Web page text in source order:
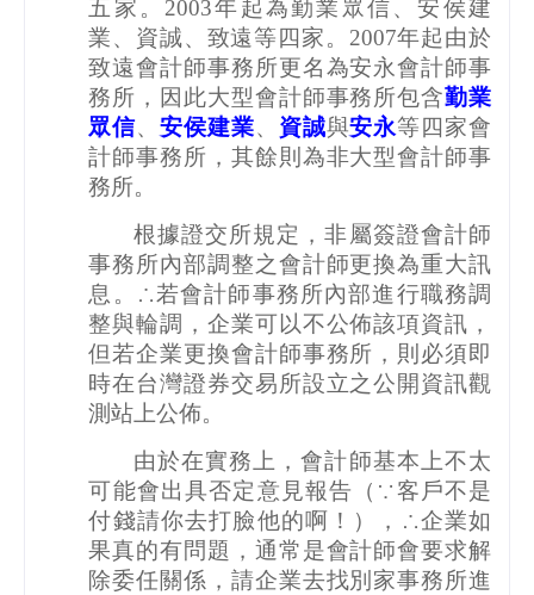
五家。 2003年起為勤業眾信、安侯建
業、資誠、致遠等四家。 2007年起由於
致遠會計師事務所更名為安永會計師事
務所，因此大型會計師事務所包含勤業
眾信、安侯建業、 資誠與安永等四家會
計師事務所，其餘則為非大型會計師事
務所。
根據證交所規定，非屬簽證會計師
事務所內部調整之會計師更換為重大訊
息。∴若會計師事務所內部進行職務調
整與輪調，企業可以不公佈該項資訊，
但若企業更換會計師事務所，則必須即
時在台灣證券交易所設立之公開資訊觀
測站上公佈。
由於在實務上，會計師基本上不太
可能會出具否定意見報告（∵客戶不是
付錢請你去打臉他的啊！），∴企業如
果真的有問題，通常是會計師會要求解
除委任關係，請企業去找別家事務所進